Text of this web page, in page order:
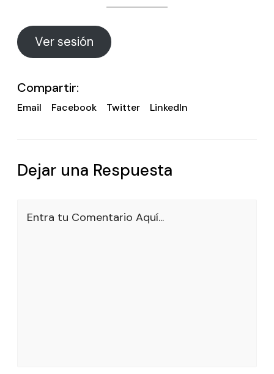
Ver sesión
Compartir:
Email Facebook Twitter LinkedIn
Dejar una Respuesta
Entra tu Comentario Aquí...